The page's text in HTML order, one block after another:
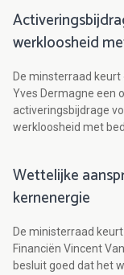
werkloosheid
De minsterraad
Yves Dermagne een
activeringsbijdrage
werkloosheid met
Wettelijke
kernenergie
De ministerraad
Financiën Vincent
besluit goed dat het